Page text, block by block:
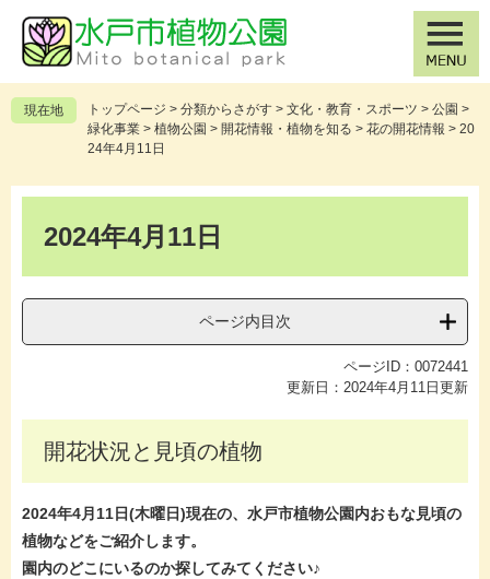
の
先
頭
ー
を
飛
現在地 トップページ > 分類からさがす > 文化・教育・スポーツ > 公園 >
緑化事業 > 植物公園 > 開花情報・植物を知る > 花の開花情報 > 20
24年4月11日
2024年4月11日
ページ内目次
ページID：0072441
更新日：2024年4月11日更新
開花状況と見頃の植物
2024年4月11日(木曜日)現在の、水戸市植物公園内おもな見頃の
植物などをご紹介します。
園内のどこにいるのか探してみてください♪